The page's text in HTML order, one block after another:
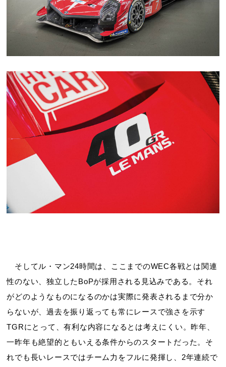
そしてル・マン24時間は、ここまでのWEC各戦とは関連
性のない、独立したBoPが採用される見込みである。それ
がどのようなものになるのかは実際に発表されるまで分か
らないが、過去を振り返っても常にレースで強さを示す
TGRにとって、有利な内容になるとは考えにくい。昨年、
一昨年も絶望的ともいえる条件からのスタートだった。そ
れでも長いレースではチーム力をフルに発揮し、2年連続で